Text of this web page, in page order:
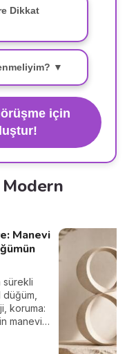
Dikkat
▼
için
Manevi
sürekli
koruma:
manevi
keşfedin.